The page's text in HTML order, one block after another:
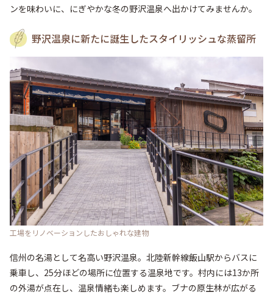
ンを味わいに、にぎやかな冬の野沢温泉へ出かけてみませんか。
野沢温泉に新たに誕生したスタイリッシュな蒸留所
工場をリノベーションしたおしゃれな建物
信州の名湯として名高い野沢温泉。北陸新幹線飯山駅からバスに
乗車し、25分ほどの場所に位置する温泉地です。村内には13か所
の外湯が点在し、温泉情緒も楽しめます。ブナの原生林が広がる